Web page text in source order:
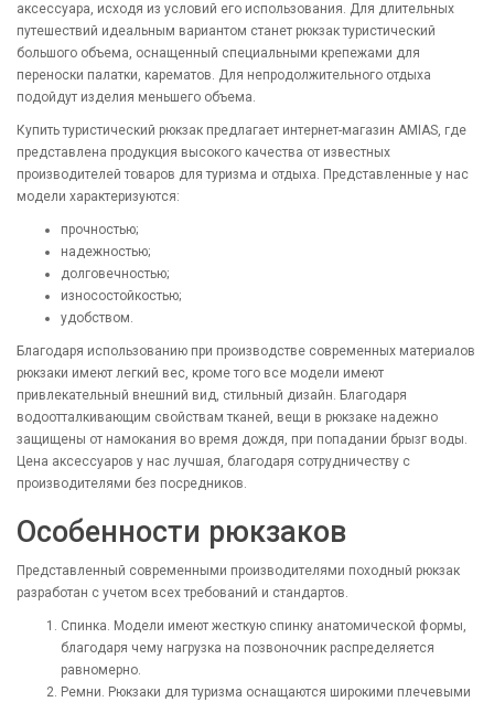
аксессуара, исходя из условий его использования. Для длительных
путешествий идеальным вариантом станет рюкзак туристический
большого объема, оснащенный специальными крепежами для
переноски палатки, карематов. Для непродолжительного отдыха
подойдут изделия меньшего объема.
Купить туристический рюкзак предлагает интернет-магазин AMIAS, где
представлена продукция высокого качества от известных
производителей товаров для туризма и отдыха. Представленные у нас
модели характеризуются:
прочностью;
надежностью;
долговечностью;
износостойкостью;
удобством.
Благодаря использованию при производстве современных материалов
рюкзаки имеют легкий вес, кроме того все модели имеют
привлекательный внешний вид, стильный дизайн. Благодаря
водоотталкивающим свойствам тканей, вещи в рюкзаке надежно
защищены от намокания во время дождя, при попадании брызг воды.
Цена аксессуаров у нас лучшая, благодаря сотрудничеству с
производителями без посредников.
Особенности рюкзаков
Представленный современными производителями походный рюкзак
разработан с учетом всех требований и стандартов.
Спинка. Модели имеют жесткую спинку анатомической формы,
благодаря чему нагрузка на позвоночник распределяется
равномерно.
Ремни. Рюкзаки для туризма оснащаются широкими плечевыми